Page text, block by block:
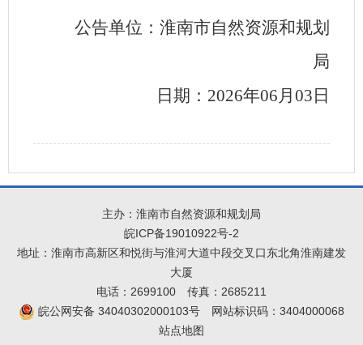
公告单位：淮南市自然资源和规划
局
日期：2026年06月03日
主办：淮南市自然资源和规划局
皖ICP备19010922号-2
地址：淮南市高新区和悦街与淮河大道中段交叉口东北角淮南建发
大厦
电话：2699100
传真：2685211
皖公网安备 34040302000103号
网站标识码：3404000068
站点地图